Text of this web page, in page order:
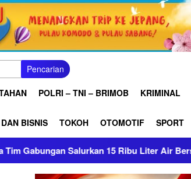
Pencarian
POLRI – TNI – BRIMOB KRIMINAL
BISNIS TOKOH OTOMOTIF SPORT
15 Ribu Liter Air Bersih ke Pasekan